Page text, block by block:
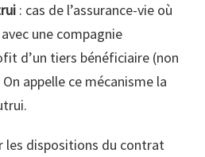
: cas de l’assurance-vie où
une compagnie
d’un tiers bénéficiaire (non
appelle ce mécanisme la
les dispositions du contrat